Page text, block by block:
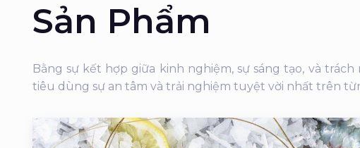
Sản Phẩm
Bằng sự kết hợp giữa kinh nghiệm, sự sáng tạo, và
tiêu dùng sự an tâm và trải nghiệm tuyệt vời nhất trên